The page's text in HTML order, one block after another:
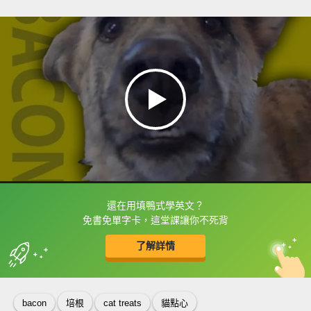
還在用填鴨式學英文？
免書免單字卡，這堂課讓你不死背
了解詳情
框選或點兩下字幕可以直接查字典喔！
收錄佳句 中
英
bacon 培根 cat treats 貓點心